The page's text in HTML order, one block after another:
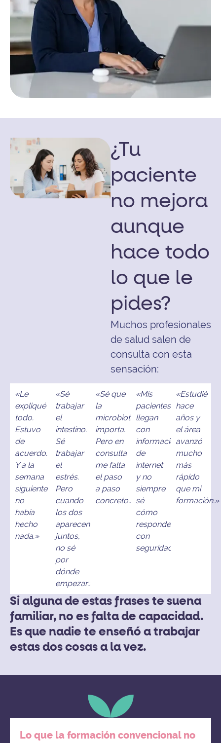
¿Tu
paciente
no mejora
aunque
hace todo
lo que le
pides?
Muchos profesionales
de salud salen de
consulta con esta
sensación:
«Le
expliqué
todo.
Estuvo
de
acuerdo.
Y a la
semana
siguiente
no
había
hecho
nada.»
«Sé
trabajar
el
intestino.
Sé
trabajar
el
estrés.
Pero
cuando
los dos
aparecen
juntos,
no sé
por
dónde
empezar.»
«Sé que
la
microbiota
importa.
Pero en
consulta
me falta
el paso
a paso
concreto.»
«Mis
pacientes
llegan
con
información
de
internet
y no
siempre
sé
cómo
responderles
con
seguridad.»
«Estudié
hace
años y
el área
avanzó
mucho
más
rápido
que mi
formación.»
Si alguna de estas frases te suena
familiar, no es falta de capacidad.
Es que nadie te enseñó a trabajar
estas dos cosas a la vez.
Lo que la formación convencional no